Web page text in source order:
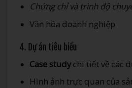
Chứng chỉ và trình độ
Văn hóa doanh nghiệp
4. Dự án tiêu biểu
Case studychi tiết về các
Hình ảnh trực quan của